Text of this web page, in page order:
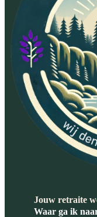
Jouw retraite
Waar ga ik